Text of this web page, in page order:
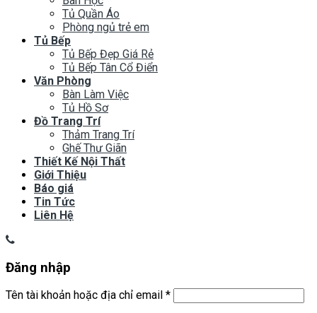
Tủ Quần Áo
Phòng ngủ trẻ em
Tủ Bếp
Tủ Bếp Đẹp Giá Rẻ
Tủ Bếp Tân Cổ Điển
Văn Phòng
Bàn Làm Việc
Tủ Hồ Sơ
Đồ Trang Trí
Thảm Trang Trí
Ghế Thư Giãn
Thiết Kế Nội Thất
Giới Thiệu
Báo giá
Tin Tức
Liên Hệ
Đăng nhập
Tên tài khoản hoặc địa chỉ email *